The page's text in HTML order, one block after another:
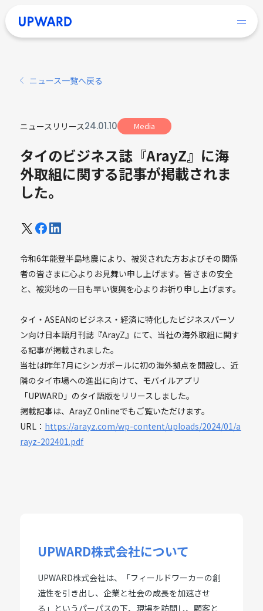
ニュース一覧へ戻る
ニュースリリース24.01.10 Media
タイのビジネス誌『ArayZ』に海
外取組に関する記事が掲載されま
した。
令和6年能登半島地震により、被災された方およびその関係
者の皆さまに心よりお見舞い申し上げます。皆さまの安全
と、被災地の一日も早い復興を心よりお祈り申し上げます。
タイ・ASEANのビジネス・経済に特化したビジネスパーソ
ン向け日本語月刊誌『ArayZ』にて、当社の海外取組に関す
る記事が掲載されました。
当社は昨年7月にシンガポールに初の海外拠点を開設し、近
隣のタイ市場への進出に向けて、モバイルアプリ
「UPWARD」のタイ語版をリリースしました。
掲載記事は、ArayZ Onlineでもご覧いただけます。
URL： https://arayz.com/wp-content/uploads/2024/01/a
rayz-202401.pdf
UPWARD株式会社について
UPWARD株式会社は、「フィールドワーカーの創
造性を引き出し、企業と社会の成長を加速させ
る」というパーパスの下、現場を訪問し、顧客と